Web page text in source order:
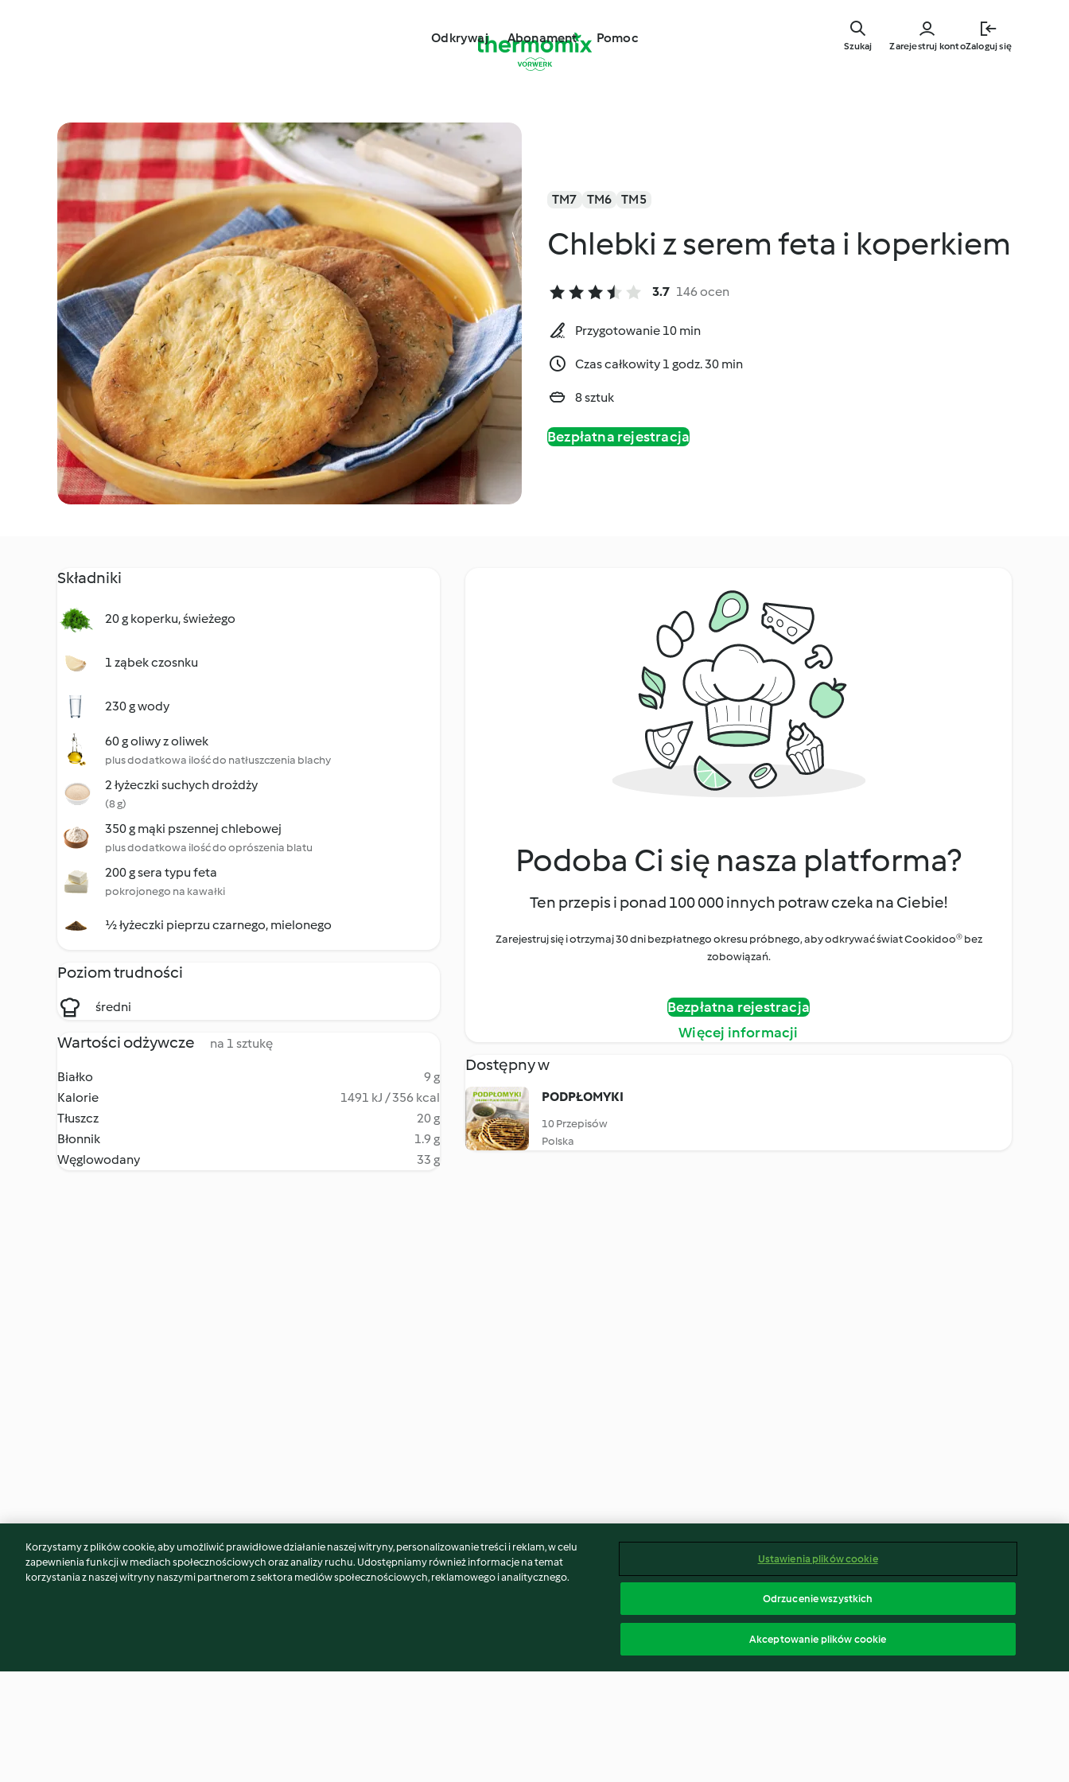
głównej
Odkrywaj Abonament Pomoc
Zarejestruj kontoZaloguj się
Szukaj
TM7 TM6 TM5
Chlebki z serem feta i koperkiem
3.7 146 ocen
Przygotowanie 10 min
Czas całkowity 1 godz. 30 min
8 sztuk
Bezpłatna rejestracja
Składniki
20 g koperku, świeżego
1 ząbek czosnku
230 g wody
60 g oliwy z oliwek
plus dodatkowa ilość do natłuszczenia blachy
2 łyżeczki suchych drożdży
(8 g)
350 g mąki pszennej chlebowej
plus dodatkowa ilość do oprószenia blatu
200 g sera typu feta
pokrojonego na kawałki
½ łyżeczki pieprzu czarnego, mielonego
Poziom trudności
średni
Wartości odżywcze na 1 sztukę
Białko
9 g
Kalorie
1491 kJ / 356 kcal
Tłuszcz
20 g
Błonnik
1.9 g
Węglowodany
33 g
Podoba Ci się nasza platforma?
Ten przepis i ponad 100 000 innych potraw czeka na Ciebie!
Zarejestruj się i otrzymaj 30 dni bezpłatnego okresu próbnego, aby odkrywać świat Cookidoo® bez
zobowiązań.
Bezpłatna rejestracja
Więcej informacji
Dostępny w
PODPŁOMYKI
10 Przepisów
Polska
Może spodoba Ci się również...
Korzystamy z plików cookie, aby umożliwić prawidłowe działanie naszej witryny, personalizowanie treści i reklam, w celu
zapewnienia funkcji w mediach społecznościowych oraz analizy ruchu. Udostępniamy również informacje na temat
korzystania z naszej witryny naszymi partnerom z sektora mediów społecznościowych, reklamowego i analitycznego.
Ustawienia plików cookie
Odrzucenie wszystkich
Akceptowanie plików cookie